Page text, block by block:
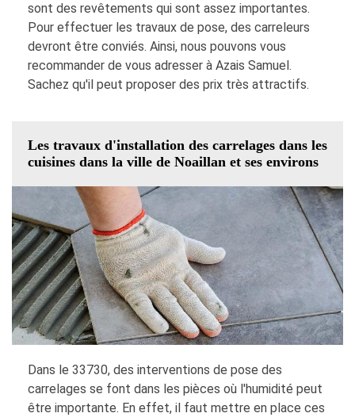
sont des revêtements qui sont assez importantes.
Pour effectuer les travaux de pose, des carreleurs
devront être conviés. Ainsi, nous pouvons vous
recommander de vous adresser à Azais Samuel.
Sachez qu'il peut proposer des prix très attractifs.
Les travaux d'installation des carrelages dans les
cuisines dans la ville de Noaillan et ses environs
Dans le 33730, des interventions de pose des
carrelages se font dans les pièces où l'humidité peut
être importante. En effet, il faut mettre en place ces